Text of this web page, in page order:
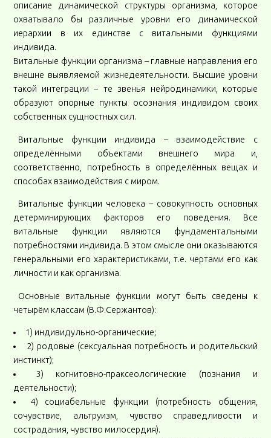
описание динамической структуры организма, которое
охватывало бы различные уровни его динамической
иерархии в их единстве с витальными функциями
индивида.
Витальные функции организма – главные направления его
внешне выявляемой жизнедеятельности. Высшие уровни
такой интеграции – те звенья нейродинамики, которые
образуют опорные пункты осознания индивидом своих
собственных сущностных сил.
Витальные функции индивида – взаимодействие с
определёнными объектами внешнего мира и,
соответственно, потребность в определённых вещах и
способах взаимодействия с миром.
Витальные функции человека – совокупность основных
детерминирующих факторов его поведения. Все
витальные функции являются фундаментальными
потребностями индивида. В этом смысле они оказываются
генеральными его характеристиками, т.е. чертами его как
личности и как организма.
Основные витальные функции могут быть сведены к
четырём классам (В.Ф.Сержантов):
1) индивидульно-органические;
2) родовые (сексуальная потребность и родительский
инстинкт);
3) когнитовно-праксеологические (познания и
деятельности);
4) социабельные функции (потребность общения,
сочувствие, альтруизм, чувство справедливости и
сострадания, чувство милосердия).